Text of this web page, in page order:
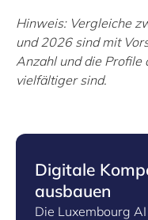
Hinweis: Vergleiche
und 2026 sind mit
Anzahl und die Profile
vielfältiger sind.
Digitale
ausbauen
Die Luxembourg